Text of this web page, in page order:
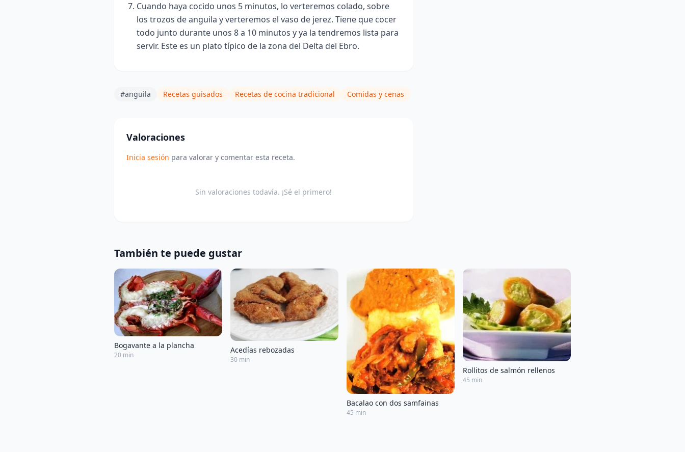
Cuando haya cocido unos 5 minutos, lo verteremos colado, sobre
los trozos de anguila y verteremos el vaso de jerez. Tiene que cocer
todo junto durante unos 8 a 10 minutos y ya la tendremos lista para
servir. Este es un plato típico de la zona del Delta del Ebro.
#anguila Recetas guisados Recetas de cocina tradicional Comidas y cenas
Valoraciones
Inicia sesión para valorar y comentar esta receta.
Sin valoraciones todavía. ¡Sé el primero!
También te puede gustar
Bogavante a la plancha
20 min
Acedías rebozadas
30 min
Bacalao con dos samfainas
45 min
Rollitos de salmón rellenos
45 min